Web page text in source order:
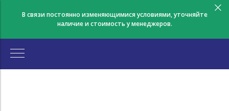
В связи постоянно изменяющимися условиями, уточняйте
наличие и стоимость у менеджеров.